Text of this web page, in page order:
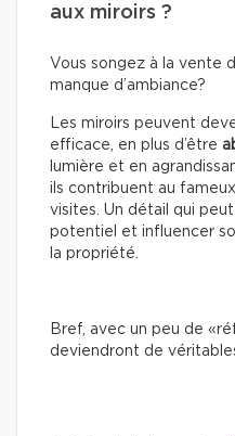
aux miroirs ?
Vous songez à la vente
manque d’ambiance?
Les miroirs peuvent
efficace, en plus d’être
lumière et en
ils contribuent au
visites. Un détail qui
potentiel et influencer
la propriété.
Bref, avec un peu de
deviendront de